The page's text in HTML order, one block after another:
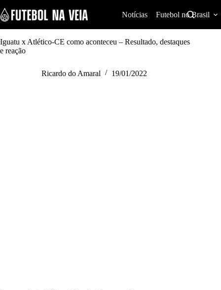
k
i
p
t
o
Notícias Futebol no Brasil
Iguatu x Atlético-CE como aconteceu – Resultado, destaques
e reação
Ricardo do Amaral 19/01/2022